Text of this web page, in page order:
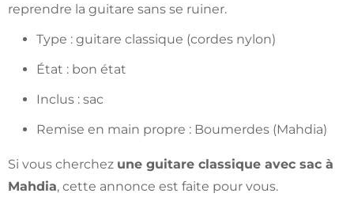
reprendre la guitare sans se ruiner.
Type : guitare classique (cordes nylon)
État : bon état
Inclus : sac
Remise en main propre : Boumerdes (Mahdia)
Si vous cherchez une guitare classique avec sac à
Mahdia, cette annonce est faite pour vous.